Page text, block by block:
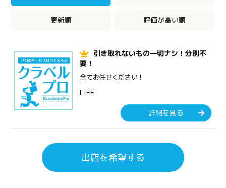
更新順 評価が高い順
引き取れないもの一切ナシ！分別不
要！
全てお任せください！
LIFE
詳細を見る
出店を希望する